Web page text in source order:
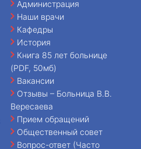
Администрация
Наши врачи
Кафедры
История
Книга 85 лет больнице
(PDF, 50мб)
Вакансии
Отзывы – Больница В.В.
Вересаева
Прием обращений
Общественный совет
Вопрос-ответ (Часто